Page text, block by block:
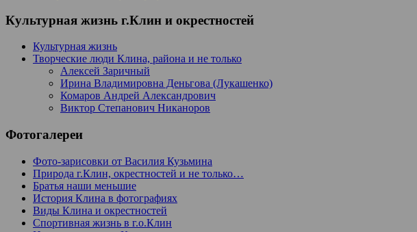
Культурная жизнь г.Клин и окрестностей
Культурная жизнь
Творческие люди Клина, района и не только
Алексей Заричный
Ирина Владимировна Деньгова (Лукашенко)
Комаров Андрей Александрович
Виктор Степанович Никаноров
Фотогалереи
Фото-зарисовки от Василия Кузьмина
Природа г.Клин, окрестностей и не только…
Братья наши меньшие
История Клина в фотографиях
Виды Клина и окрестностей
Спортивная жизнь в г.о.Клин